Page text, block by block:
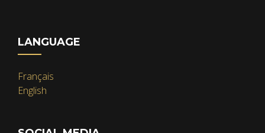
LANGUAGE
Français
English